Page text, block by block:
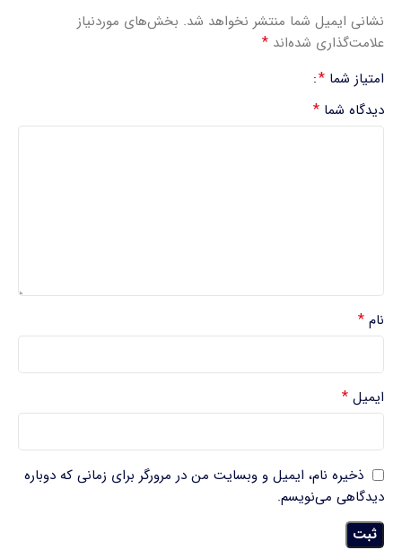
نشانی ایمیل شما منتشر نخواهد شد. بخش‌های موردنیاز
علامت‌گذاری شده‌اند *
امتیاز شما *
دیدگاه شما *
نام *
ایمیل *
ذخیره نام، ایمیل و وبسایت من در مرورگر برای زمانی که دوباره
دیدگاهی می‌نویسم.